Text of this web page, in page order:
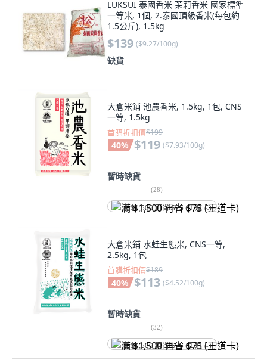
LUKSUI 泰國香米 茉莉香米 國家標準
一等米, 1個, 2.泰國頂級香米(每包約
1.5公斤), 1.5kg
$139 ($9.27/100g)
缺貨
大倉米鋪 池農香米, 1.5kg, 1包, CNS
一等, 1.5kg
首購折扣價$199
40% $119 ($7.93/100g)
暫時缺貨
(28)
满 $1,500 再省 $75 (王道卡)
大倉米鋪 水蛙生態米, CNS一等,
2.5kg, 1包
首購折扣價$189
40% $113 ($4.52/100g)
暫時缺貨
(32)
满 $1,500 再省 $75 (王道卡)